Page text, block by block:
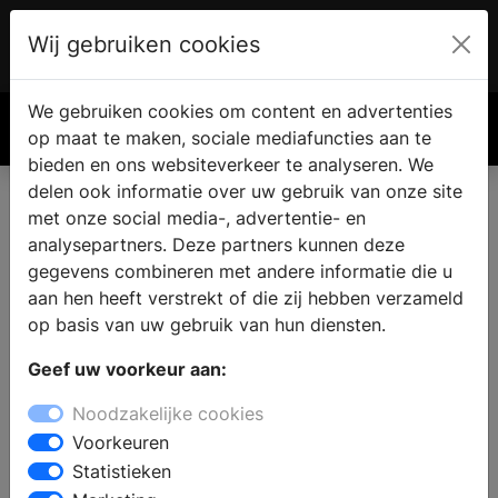
€ 0.00
Wij gebruiken cookies
We gebruiken cookies om content en advertenties
op maat te maken, sociale mediafuncties aan te
bieden en ons websiteverkeer te analyseren. We
delen ook informatie over uw gebruik van onze site
met onze social media-, advertentie- en
analysepartners. Deze partners kunnen deze
gegevens combineren met andere informatie die u
aan hen heeft verstrekt of die zij hebben verzameld
op basis van uw gebruik van hun diensten.
Geef uw voorkeur aan:
Noodzakelijke cookies
Voorkeuren
Statistieken